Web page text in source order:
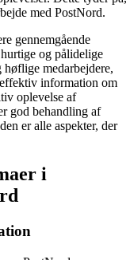
med PostNord.
gennemgående
og pålidelige
medarbejdere,
information om
oplevelse af
god behandling af
er alle aspekter, der
i